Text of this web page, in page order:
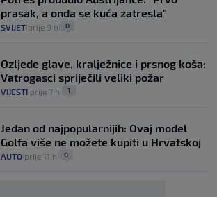
prasak, a onda se kuća zatresla"
SVIJET prije 9 h 0
Ozljede glave, kralježnice i prsnog koša:
Vatrogasci spriječili veliki požar
VIJESTI prije 7 h 1
Jedan od najpopularnijih: Ovaj model
Golfa više ne možete kupiti u Hrvatskoj
AUTO prije 11 h 0